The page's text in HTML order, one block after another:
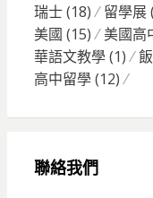
瑞士(18) 留學展
美國 (15) 美國高
華語文教學(1)
高中留學(12)
聯絡我們